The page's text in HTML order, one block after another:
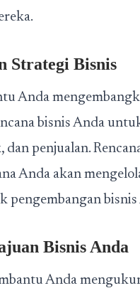
Strategi Bisnis
Anda
bisnis Anda
penjualan.
Anda akan
pengembangan bisnis
Bisnis Anda
Anda